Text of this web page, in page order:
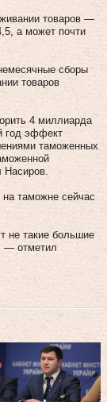
товаров —
а может почти
сборы
товаров
4 миллиарда
год эффект
таможенных
таможне сейчас
не такие большие
— отметил